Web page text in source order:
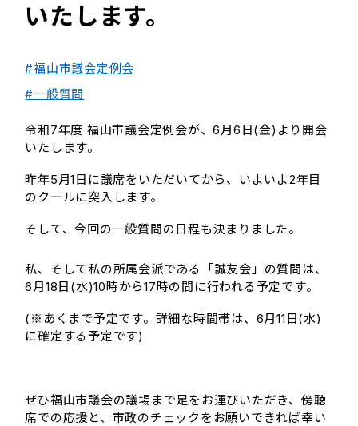
いたします。
#福山市議会定例会
#一般質問
令和7年度 福山市議会定例会が、6月6日(金)より開会
いたします。
昨年5月1日に議席をいただいてから、いよいよ2年目
のクールに突入します。
そして、今回の一般質問の日程も決まりました。
私、そして私の所属会派である「誠友会」の質問は、
6月18日(水)10時から17時の間に行われる予定です。
(※あくまで予定です。詳細な時間帯は、6月11日(水)
に確定する予定です)
ぜひ福山市議会の議場まで足をお運びいただき、傍聴
席での応援と、市政のチェックをお願いできれば幸い